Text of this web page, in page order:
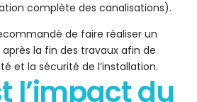
complète des canalisations).
de faire réaliser un
la fin des travaux afin de
et la sécurité de l’installation.
l’impact du